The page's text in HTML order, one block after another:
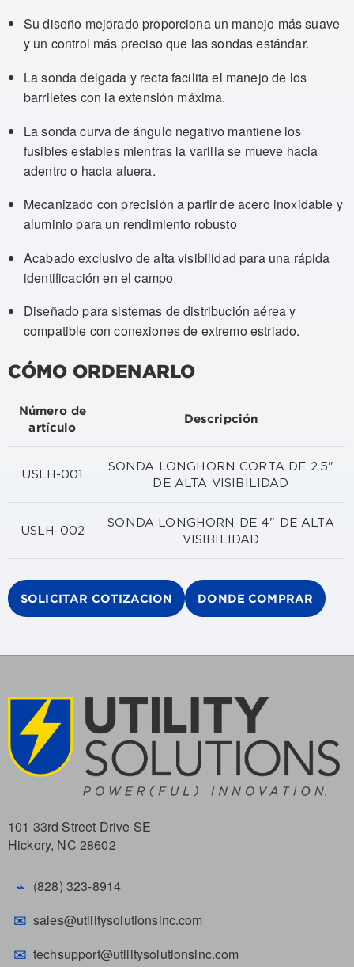
Su diseño mejorado proporciona un manejo más suave
y un control más preciso que las sondas estándar.
La sonda delgada y recta facilita el manejo de los
barriletes con la extensión máxima.
La sonda curva de ángulo negativo mantiene los
fusibles estables mientras la varilla se mueve hacia
adentro o hacia afuera.
Mecanizado con precisión a partir de acero inoxidable y
aluminio para un rendimiento robusto
Acabado exclusivo de alta visibilidad para una rápida
identificación en el campo
Diseñado para sistemas de distribución aérea y
compatible con conexiones de extremo estriado.
CÓMO ORDENARLO
Número de
artículo
Descripción
USLH-001
SONDA LONGHORN CORTA DE 2.5"
DE ALTA VISIBILIDAD
USLH-002
SONDA LONGHORN DE 4" DE ALTA
VISIBILIDAD
SOLICITAR COTIZACION DONDE COMPRAR
101 33rd Street Drive SE
Hickory, NC 28602
⌁ (828) 323-8914
✉ sales@utilitysolutionsinc.com
✉ techsupport@utilitysolutionsinc.com